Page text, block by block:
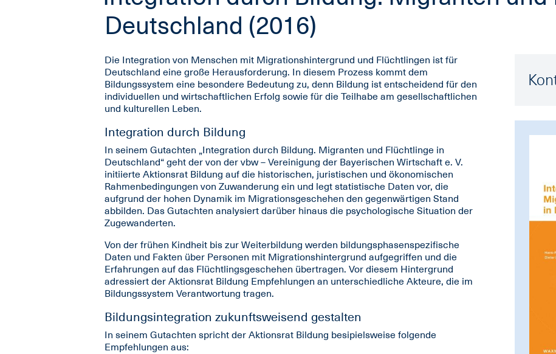
Deutschland (2016)
Die Integration von Menschen mit Migrationshintergrund und Flüchtlingen ist für
Deutschland eine große Herausforderung. In diesem Prozess kommt dem
Bildungssystem eine besondere Bedeutung zu, denn Bildung ist entscheidend für den
individuellen und wirtschaftlichen Erfolg sowie für die Teilhabe am gesellschaftlichen
und kulturellen Leben.
Integration durch Bildung
In seinem Gutachten „Integration durch Bildung. Migranten und Flüchtlinge in
Deutschland“ geht der von der vbw – Vereinigung der Bayerischen Wirtschaft e. V.
initiierte Aktionsrat Bildung auf die historischen, juristischen und ökonomischen
Rahmenbedingungen von Zuwanderung ein und legt statistische Daten vor, die
aufgrund der hohen Dynamik im Migrationsgeschehen den gegenwärtigen Stand
abbilden. Das Gutachten analysiert darüber hinaus die psychologische Situation der
Zugewanderten.
Von der frühen Kindheit bis zur Weiterbildung werden bildungsphasenspezifische
Daten und Fakten über Personen mit Migrationshintergrund aufgegriffen und die
Erfahrungen auf das Flüchtlingsgeschehen übertragen. Vor diesem Hintergrund
adressiert der Aktionsrat Bildung Empfehlungen an unterschiedliche Akteure, die im
Bildungssystem Verantwortung tragen.
Bildungsintegration zukunftsweisend gestalten
In seinem Gutachten spricht der Aktionsrat Bildung besipielsweise folgende
Empfehlungen aus: